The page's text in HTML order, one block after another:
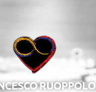
RUOPPOLO